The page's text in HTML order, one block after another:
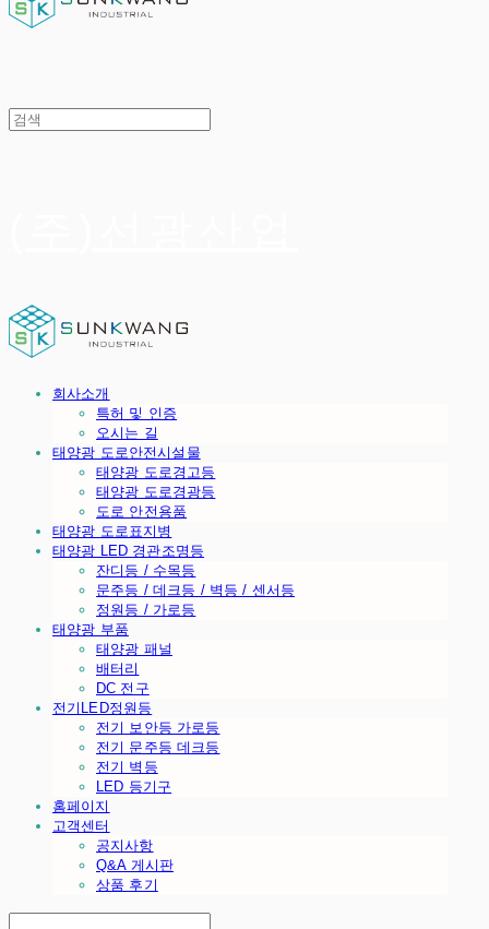
회사소개
특허 및 인증
오시는 길
태양광 도로안전시설물
태양광 도로경고등
태양광 도로경광등
도로 안전용품
태양광 도로표지병
태양광 LED 경관조명등
잔디등 / 수목등
문주등 / 데크등 / 벽등 / 센서등
정원등 / 가로등
태양광 부품
태양광 패널
배터리
DC 전구
전기LED정원등
전기 보안등 가로등
전기 문주등 데크등
전기 벽등
LED 등기구
홈페이지
고객센터
공지사항
Q&A 게시판
상품 후기